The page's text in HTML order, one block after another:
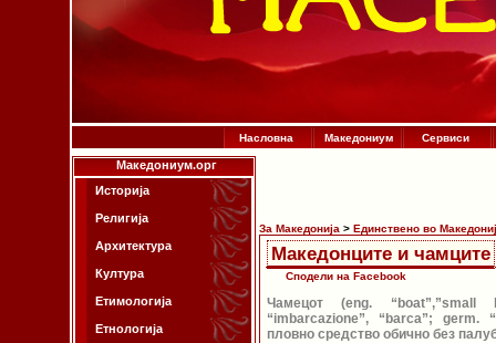
Насловна Македониум Сервиси
Македониум.орг
Историја
Религија
Архитектура
Култура
Етимологија
Етнологија
За Македонија > Единствено во
Македонците и чамците
Сподели на Facebook
Чамецот (eng. “boat”,”small
“imbarcazione”, “barca”; germ.
пловно средство обично без